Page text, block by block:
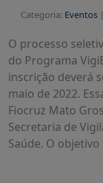
Categoria: Eventos|
O processo
do Programa
inscrição deverá
maio de 2022.
Fiocruz Mato
Secretaria de
Saúde. O